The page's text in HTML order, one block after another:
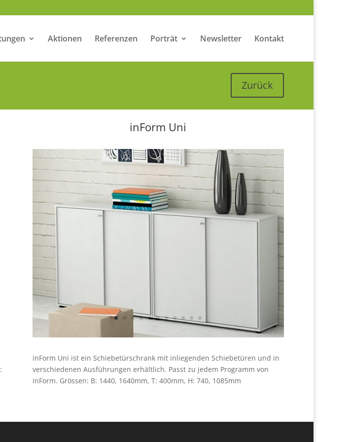
Aktionen Referenzen Porträt Newsletter Kontakt
Zurück
inForm Uni
inForm Uni ist ein Schiebetürschrank mit inliegenden Schiebetüren und in
verschiedenen Ausführungen erhältlich. Passt zu jedem Programm von
inForm. Grössen: B: 1440, 1640mm, T: 400mm, H: 740, 1085mm